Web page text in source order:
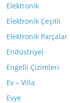
Elektronik
Elektronik Çeşitli
Elektronik Parçalar
Endüstriyel
Engelli Çizimleri
Ev – Villa
Evye